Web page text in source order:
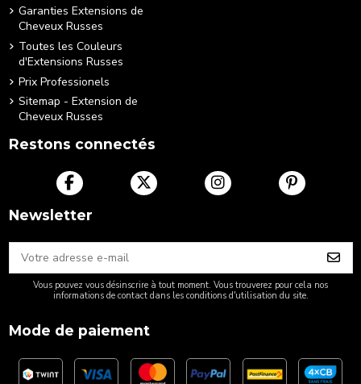
Garanties Extensions de
Cheveux Russes
Toutes les Couleurs
d'Extensions Russes
Prix Professionels
Sitemap - Extension de
Cheveux Russes
Restons connectés
Newsletter
Vous pouvez vous désinscrire à tout moment. Vous trouverez pour cela nos
informations de contact dans les conditions d'utilisation du site.
Mode de paiement